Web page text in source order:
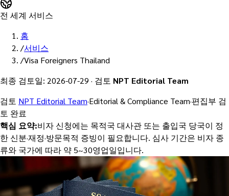
전 세계 서비스
홈
/서비스
/Visa Foreigners Thailand
최종 검토일: 2026-07-29 · 검토 NPT Editorial Team
검토 NPT Editorial Team·Editorial & Compliance Team·편집부 검
토 완료
핵심 요약:비자 신청에는 목적국 대사관 또는 출입국 당국이 정
한 신분·재정·방문목적 증빙이 필요합니다. 심사 기간은 비자 종
류와 국가에 따라 약 5~30영업일입니다.